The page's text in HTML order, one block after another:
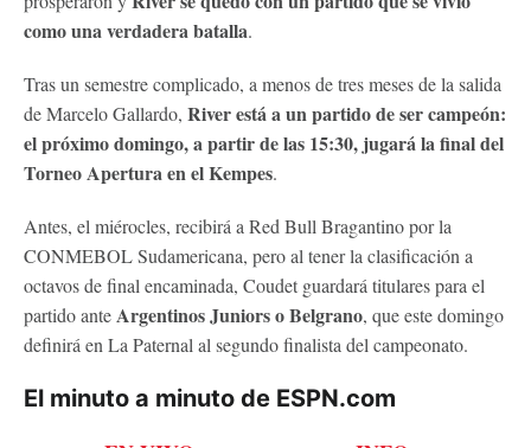
como una verdadera batalla.
Tras un semestre complicado, a menos de tres meses de la salida
de Marcelo Gallardo, River está a un partido de ser campeón:
el próximo domingo, a partir de las 15:30, jugará la final del
Torneo Apertura en el Kempes.
Antes, el miérocles, recibirá a Red Bull Bragantino por la
CONMEBOL Sudamericana, pero al tener la clasificación a
octavos de final encaminada, Coudet guardará titulares para el
partido anteArgentinos Juniors o Belgrano, que este domingo
definirá en La Paternal al segundo finalista del campeonato.
El minuto a minuto de ESPN.com